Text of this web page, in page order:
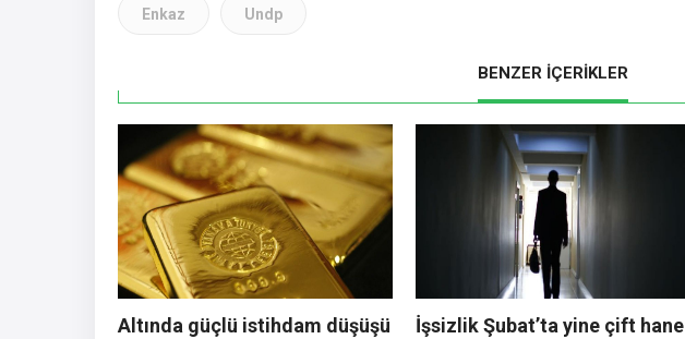
Enkaz Undp
BENZER İÇERİKLER
Altında güçlü istihdam düşüşü İşsizlik Şubat’ta yine çift hane